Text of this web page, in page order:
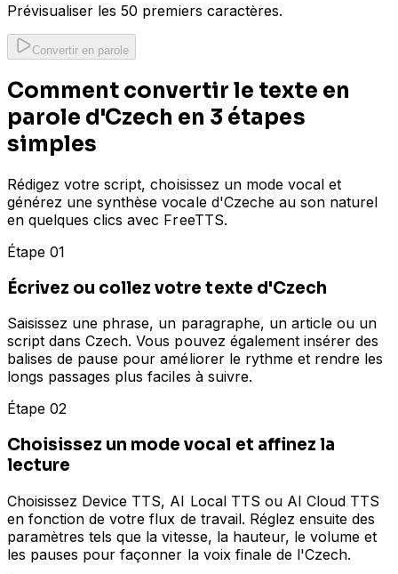
Prévisualiser les 50 premiers caractères.
Convertir en parole
Comment convertir le texte en
parole d'Czech en 3 étapes
simples
Rédigez votre script, choisissez un mode vocal et
générez une synthèse vocale d'Czeche au son naturel
en quelques clics avec FreeTTS.
Étape 01
Écrivez ou collez votre texte d'Czech
Saisissez une phrase, un paragraphe, un article ou un
script dans Czech. Vous pouvez également insérer des
balises de pause pour améliorer le rythme et rendre les
longs passages plus faciles à suivre.
Étape 02
Choisissez un mode vocal et affinez la
lecture
Choisissez Device TTS, AI Local TTS ou AI Cloud TTS
en fonction de votre flux de travail. Réglez ensuite des
paramètres tels que la vitesse, la hauteur, le volume et
les pauses pour façonner la voix finale de l'Czech.